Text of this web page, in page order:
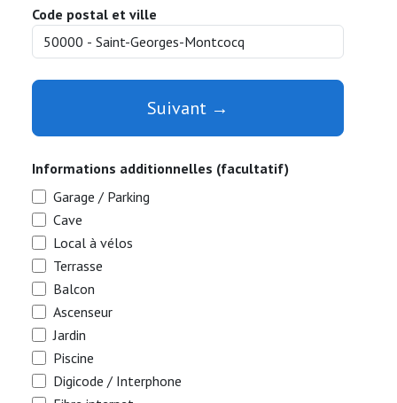
Code postal et ville
Suivant →
Informations additionnelles (facultatif)
Garage / Parking
Cave
Local à vélos
Terrasse
Balcon
Ascenseur
Jardin
Piscine
Digicode / Interphone